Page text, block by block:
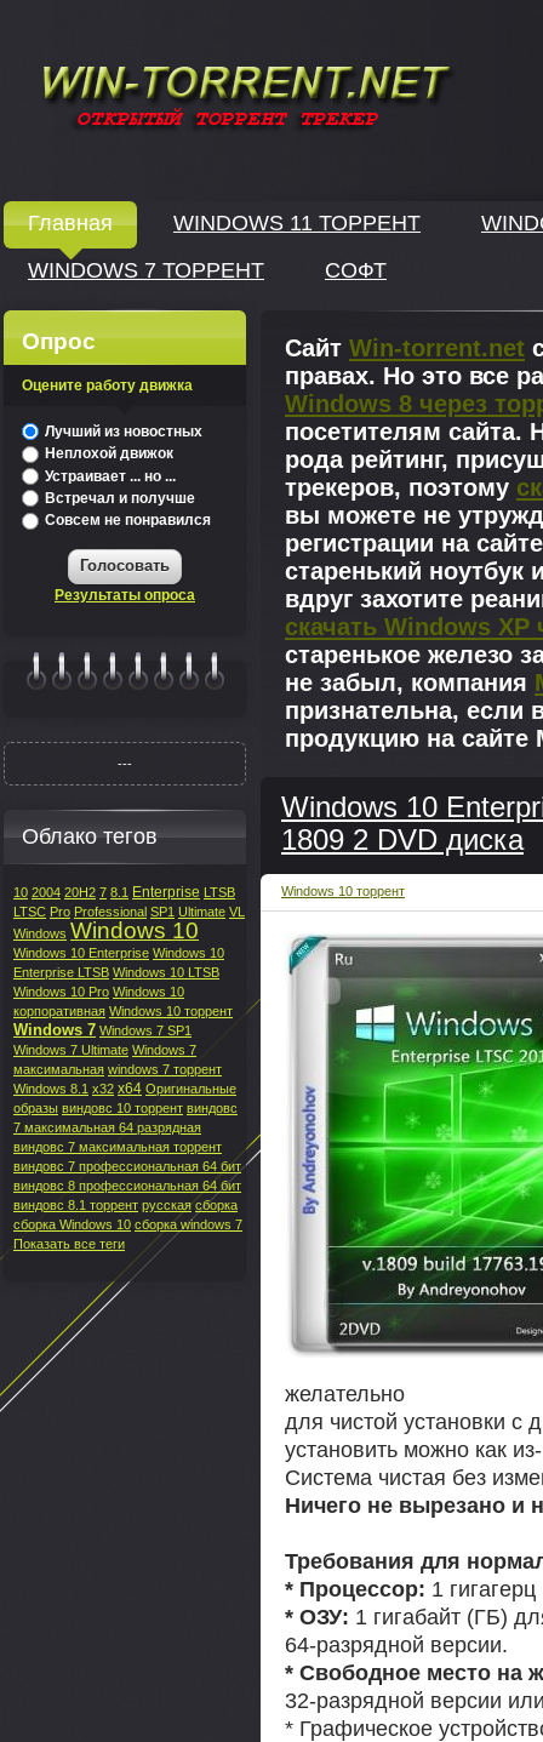
Главная WINDOWS 11 ТОРРЕНТ
WINDOWS 7 ТОРРЕНТ
СОФТ
Сайт Win-torrent.net
правах. Но это все
Windows 8 через
посетителям сайта.
рода рейтинг,
трекеров, поэтому
вы можете не
регистрации на
старенький
вдруг захотите
скачать Windows XP
старенькое железо
не забыл, компания
признательна, если
продукцию на сайте
Windows 10
1809 2 DVD диска
Windows 10 торрент
желательно
для чистой установки с
установить можно как
Система чистая без
Ничего не вырезано и
Требования для
* Процессор: 1
* ОЗУ: 1 гигабайт (ГБ)
64-разрядной версии.
* Свободное место на
32-разрядной версии
* Графическое
Опрос
Оцените работу движка
Лучший из новостных
Неплохой движок
Устраивает ... но ...
Встречал и получше
Совсем не понравился
Голосовать
Результаты опроса
---
Облако тегов
10 2004 20H2 7 8.1 Enterprise LTSB
LTSC Pro Professional SP1 Ultimate VL
Windows Windows 10
Windows 10 Enterprise Windows 10
Enterprise LTSB Windows 10 LTSB
Windows 10 Pro Windows 10
корпоративная Windows 10 торрент
Windows 7 Windows 7 SP1
Windows 7 Ultimate Windows 7
максимальная windows 7 торрент
Windows 8.1 x32 x64 Оригинальные
образы виндовс 10 торрент виндовс
7 максимальная 64 разрядная
виндовс 7 максимальная торрент
виндовс 7 профессиональная 64 бит
виндовс 8 профессиональная 64 бит
виндовс 8.1 торрент русская сборка
сборка Windows 10 сборка windows 7
Показать все теги